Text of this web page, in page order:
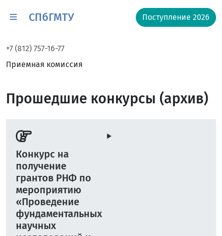
СПбГМТУ Поступление 2026
+7 (812) 757-16-77
Приемная комиссия
Прошедшие конкурсы (архив)
Конкурс на
получение
грантов РНФ по
мероприятию
«Проведение
фундаментальных
научных